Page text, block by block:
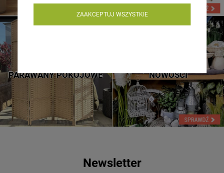
PARAWANY POKOJOWE NOWOŚCI
Newsletter
ZAAKCEPTUJ WSZYSTKIE